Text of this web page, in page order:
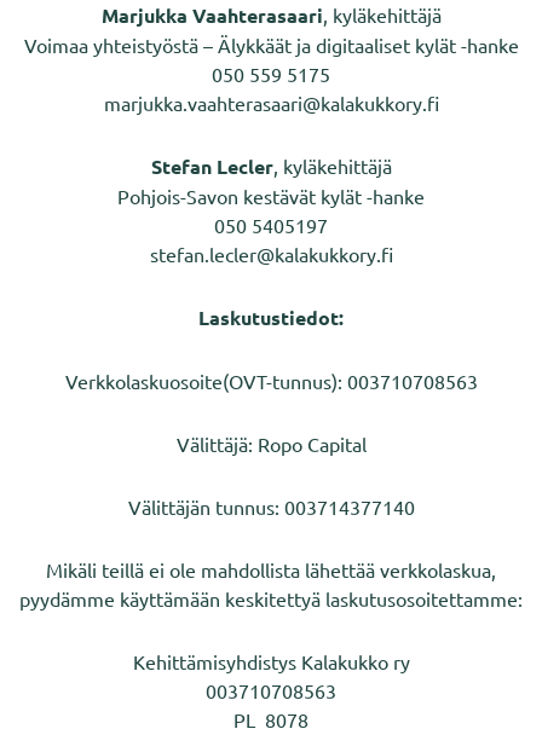
Marjukka Vaahterasaari , kyläkehittäjä
Voimaa yhteistyöstä – Älykkäät ja digitaaliset kylät -hanke
050 559 5175
marjukka.vaahterasaari@kalakukkory.fi
Stefan Lecler, kyläkehittäjä
Pohjois-Savon kestävät kylät -hanke
050 5405197
stefan.lecler@kalakukkory.fi
Laskutustiedot:
Verkkolaskuosoite(OVT-tunnus): 003710708563
Välittäjä: Ropo Capital
Välittäjän tunnus: 003714377140
Mikäli teillä ei ole mahdollista lähettää verkkolaskua,
pyydämme käyttämään keskitettyä laskutusosoitettamme:
Kehittämisyhdistys Kalakukko ry
003710708563
PL 8078